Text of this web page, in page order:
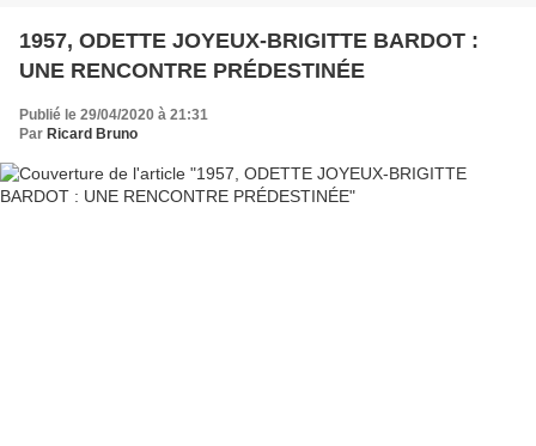
1957, ODETTE JOYEUX-BRIGITTE BARDOT :
UNE RENCONTRE PRÉDESTINÉE
Publié le 29/04/2020 à 21:31
Par Ricard Bruno